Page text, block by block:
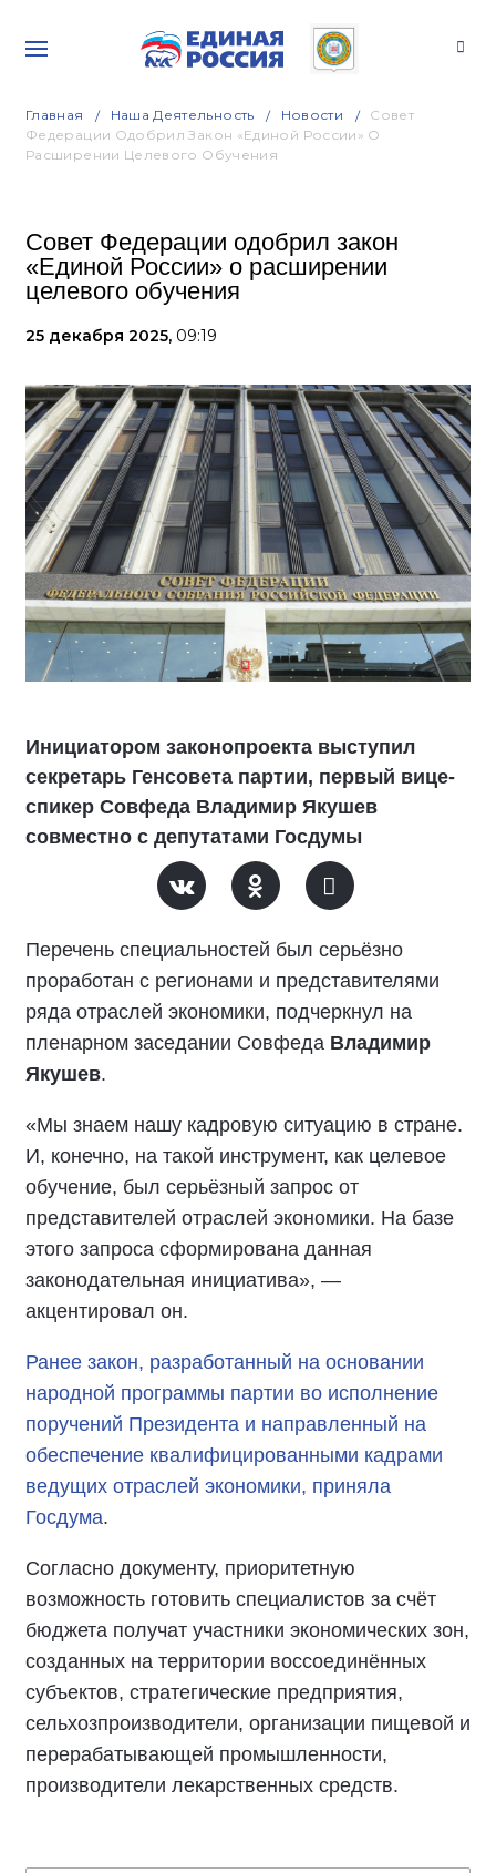
Главная Наша Деятельность Новости
Совет
Федерации Одобрил Закон «Единой России» О
Расширении Целевого Обучения
Совет Федерации одобрил закон
«Единой России» о расширении
целевого обучения
25 декабря 2025, 09:19
Инициатором законопроекта выступил
секретарь Генсовета партии, первый вице-
спикер Совфеда Владимир Якушев
совместно с депутатами Госдумы
Перечень специальностей был серьёзно
проработан с регионами и представителями
ряда отраслей экономики, подчеркнул на
пленарном заседании Совфеда Владимир
Якушев.
«Мы знаем нашу кадровую ситуацию в стране.
И, конечно, на такой инструмент, как целевое
обучение, был серьёзный запрос от
представителей отраслей экономики. На базе
этого запроса сформирована данная
законодательная инициатива», —
акцентировал он.
Ранее закон, разработанный на основании
народной программы партии во исполнение
поручений Президента и направленный на
обеспечение квалифицированными кадрами
ведущих отраслей экономики, приняла
Госдума.
Согласно документу, приоритетную
возможность готовить специалистов за счёт
бюджета получат участники экономических зон,
созданных на территории воссоединённых
субъектов, стратегические предприятия,
сельхозпроизводители, организации пищевой и
перерабатывающей промышленности,
производители лекарственных средств.